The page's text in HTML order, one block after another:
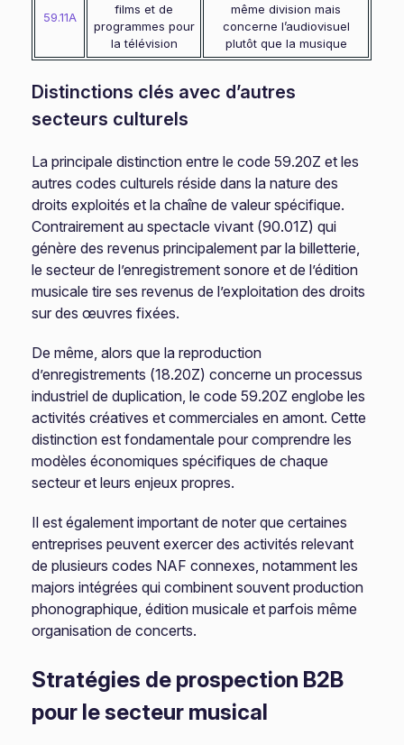
59.11A
films et de
programmes pour
la télévision
même division mais
concerne l’audiovisuel
plutôt que la musique
Distinctions clés avec d’autres
secteurs culturels
La principale distinction entre le code 59.20Z et les
autres codes culturels réside dans la nature des
droits exploités et la chaîne de valeur spécifique.
Contrairement au spectacle vivant (90.01Z) qui
génère des revenus principalement par la billetterie,
le secteur de l’enregistrement sonore et de l’édition
musicale tire ses revenus de l’exploitation des droits
sur des œuvres fixées.
De même, alors que la reproduction
d’enregistrements (18.20Z) concerne un processus
industriel de duplication, le code 59.20Z englobe les
activités créatives et commerciales en amont. Cette
distinction est fondamentale pour comprendre les
modèles économiques spécifiques de chaque
secteur et leurs enjeux propres.
Il est également important de noter que certaines
entreprises peuvent exercer des activités relevant
de plusieurs codes NAF connexes, notamment les
majors intégrées qui combinent souvent production
phonographique, édition musicale et parfois même
organisation de concerts.
Stratégies de prospection B2B
pour le secteur musical